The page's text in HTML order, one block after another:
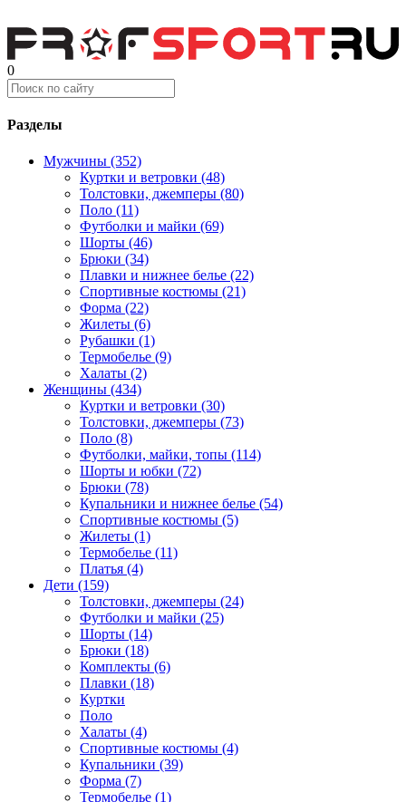
0
Разделы
Мужчины (352)
Куртки и ветровки (48)
Толстовки, джемперы (80)
Поло (11)
Футболки и майки (69)
Шорты (46)
Брюки (34)
Плавки и нижнее белье (22)
Спортивные костюмы (21)
Форма (22)
Жилеты (6)
Рубашки (1)
Термобелье (9)
Халаты (2)
Женщины (434)
Куртки и ветровки (30)
Толстовки, джемперы (73)
Поло (8)
Футболки, майки, топы (114)
Шорты и юбки (72)
Брюки (78)
Купальники и нижнее белье (54)
Спортивные костюмы (5)
Жилеты (1)
Термобелье (11)
Платья (4)
Дети (159)
Толстовки, джемперы (24)
Футболки и майки (25)
Шорты (14)
Брюки (18)
Комплекты (6)
Плавки (18)
Куртки
Поло
Халаты (4)
Спортивные костюмы (4)
Купальники (39)
Форма (7)
Термобелье (1)